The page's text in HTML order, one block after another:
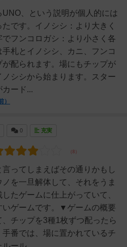
UNO、という説明が個人的には
です。イノシシ：より大きく
でフンコロガシ：より小さく各
札とイノシシ、カニ、フンコ
が配られます。場にもチップが
ノシシから始まります。スター
カード...
0 充実
言ってしまえばその通りかもし
を一旦解体して、それをうま
たゲームに仕上がっていて、
いゲームです。▼ゲームの概要
、チップを3種1枚ずつ配ったら
手番では、場に置かれているチ